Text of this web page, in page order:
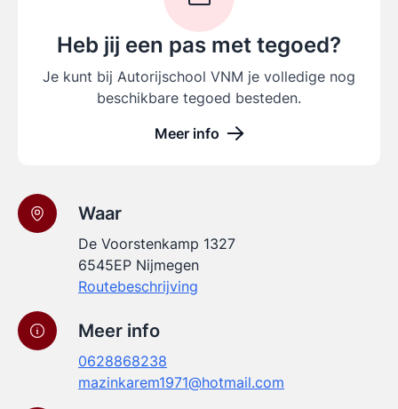
Heb jij een pas met tegoed?
Je kunt bij Autorijschool VNM je volledige nog
beschikbare tegoed besteden.
Meer info
Waar
De Voorstenkamp 1327
6545EP Nijmegen
Routebeschrijving
Meer info
0628868238
mazinkarem1971@hotmail.com